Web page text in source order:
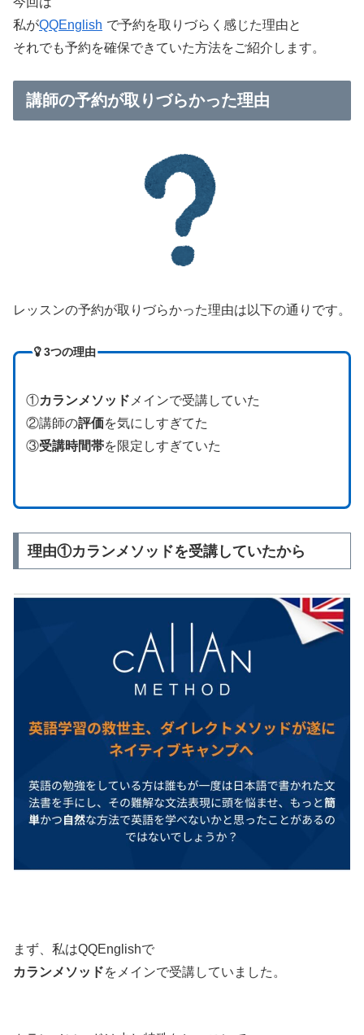
私がQQEnglish で予約を取りづらく感じた理由と
それでも予約を確保できていた方法をご紹介します。
講師の予約が取りづらかった理由
レッスンの予約が取りづらかった理由は以下の通りです。
3つの理由
①カランメソッド メインで受講していた
②講師の評価を気にしすぎてた
③受講時間帯を限定しすぎていた
理由①カランメソッドを受講していたから
まず、私はQQEnglishで
カランメソッドをメインで受講していました。